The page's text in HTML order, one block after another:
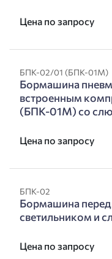
Цена по запросу
БПК-02/01 (БПК-01М)
Бормашина
встроенным
(БПК-01М) со
Цена по запросу
БПК-02
Бормашина
светильником и
Цена по запросу